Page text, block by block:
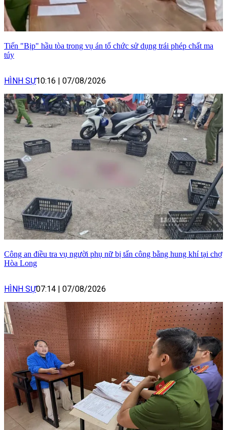
Tiến "Bịp" hầu tòa trong vụ án tổ chức sử dụng trái phép chất ma
túy
HÌNH SỰ10:16 | 07/08/2026
Công an điều tra vụ người phụ nữ bị tấn công bằng hung khí tại chợ
Hòa Long
HÌNH SỰ07:14 | 07/08/2026